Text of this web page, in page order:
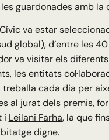
guardonades amb
va estar
global), d’entre les
va visitar els
les entitats
treballa cada dia per
al jurat dels premis,
i Leilani Farha, la que
digne.